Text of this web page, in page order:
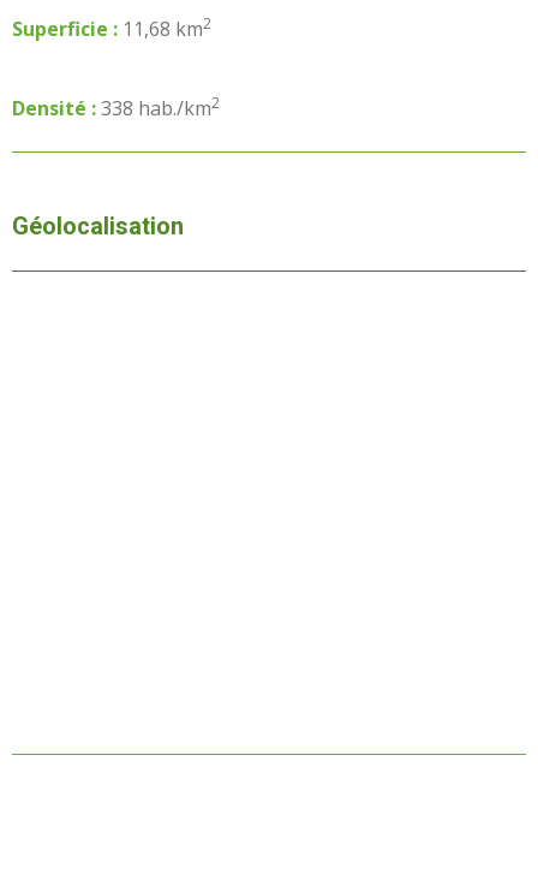
Superficie : 11,68 km2
Densité :338 hab./km2
Géolocalisation